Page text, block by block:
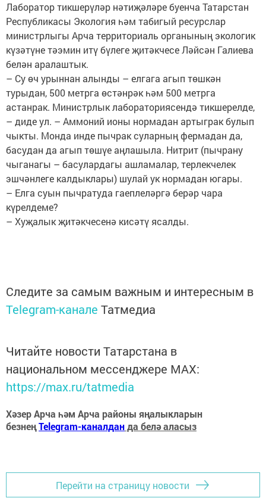
Лаборатор тикшерүләр нәтиҗәләре буенча Татарстан
Республикасы Экология һәм табигый ресурслар
министрлыгы Арча территориаль органының экологик
күзәтүне тәэмин итү бүлеге җитәкчесе Ләйсән Галиева
белән аралаштык.
– Су өч урыннан алынды – елгага агып төшкән
турыдан, 500 метрга өстәнрәк һәм 500 метрга
астанрак. Министрлык лабораториясендә тикшерелде,
– диде ул. – Аммоний ионы нормадан артыграк булып
чыкты. Монда инде пычрак суларның фермадан да,
басудан да агып төшүе аңлашыла. Нитрит (пычрану
чыганагы – басулардагы ашламалар, терлекчелек
эшчәнлеге калдыклары) шулай ук нормадан югары.
– Елга суын пычратуда гаеплеләргә берәр чара
күрелдеме?
– Хуҗалык җитәкчесенә кисәтү ясалды.
Следите за самым важным и интересным в
Telegram-канале Татмедиа
Читайте новости Татарстана в
национальном мессенджере MАХ:
https://max.ru/tatmedia
Хәзер Арча һәм Арча районы яңалыкларын
безнеңTelegram-каналданда белә аласыз
Перейти на страницу новости